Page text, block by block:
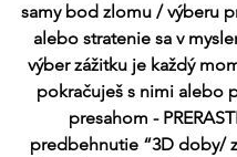
samy bod zlomu / výberu
alebo stratenie sa v
výber zážitku je každý
pokračuješ s nimi alebo
presahom -
predbehnutie “3D doby/